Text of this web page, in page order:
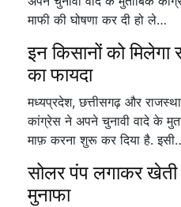
माफी की घोषणा कर दी हो ले…
इन किसानों को
का फायदा
मध्यप्रदेश, छत्तीसगढ़ और
कांग्रेस ने अपने चुनावी वादे के
माफ़ करना शुरू कर दिया है.
सोलर पंप लगाकर खेती
मुनाफा